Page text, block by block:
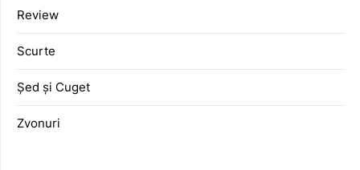
Review
Scurte
Șed și Cuget
Zvonuri